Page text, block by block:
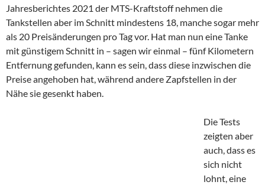
Jahresberichtes 2021 der MTS-Kraftstoff nehmen die
Tankstellen aber im Schnitt mindestens 18, manche sogar mehr
als 20 Preisänderungen pro Tag vor. Hat man nun eine Tanke
mit günstigem Schnitt in – sagen wir einmal – fünf Kilometern
Entfernung gefunden, kann es sein, dass diese inzwischen die
Preise angehoben hat, während andere Zapfstellen in der
Nähe sie gesenkt haben.
Die Tests
zeigten aber
auch, dass es
sich nicht
lohnt, eine